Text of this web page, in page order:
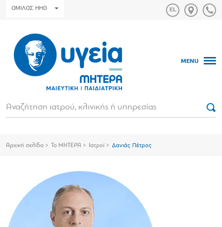
ΟΜΙΛΟΣ HHG
MENU
Αρχική σελίδα Το ΜΗΤΕΡΑ Ιατροί Δανιάς Πέτρος